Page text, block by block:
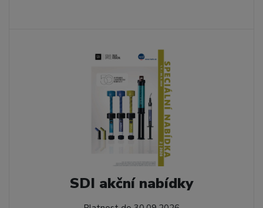
SDI akční nabídky